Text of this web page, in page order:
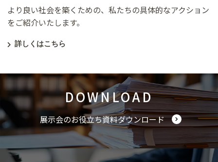
より良い社会を築くための、私たちの具体的なアクション
をご紹介いたします。
詳しくはこちら
DOWNLOAD
展示会のお役立ち資料ダウンロード